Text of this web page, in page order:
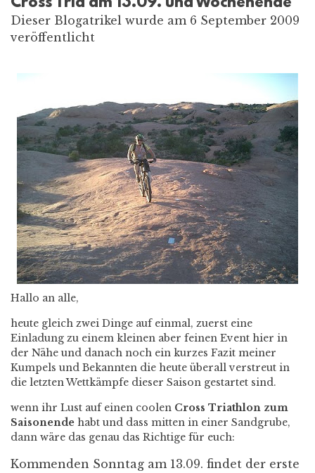
Dieser Blogatrikel wurde am 6 September 2009
veröffentlicht
Hallo an alle,
heute gleich zwei Dinge auf einmal, zuerst eine
Einladung zu einem kleinen aber feinen Event hier in
der Nähe und danach noch ein kurzes Fazit meiner
Kumpels und Bekannten die heute überall verstreut in
die letzten Wettkämpfe dieser Saison gestartet sind.
wenn ihr Lust auf einen coolen Cross Triathlon zum
Saisonende habt und dass mitten in einer Sandgrube,
dann wäre das genau das Richtige für euch:
Kommenden Sonntag am 13.09. findet der erste